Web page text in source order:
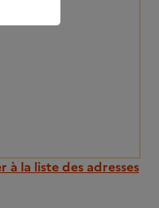
à la liste des adresses